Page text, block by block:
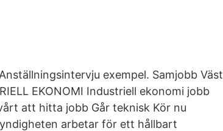
exempel. Samjobb Väst
EKONOMI Industriell ekonomi jobb
att hitta jobb Går teknisk Kör nu
arbetar för ett hållbart